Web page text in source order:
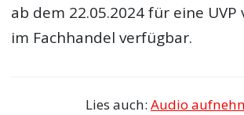
ab dem 22.05.2024 für eine UVP
im Fachhandel verfügbar.
Lies auch: Audio